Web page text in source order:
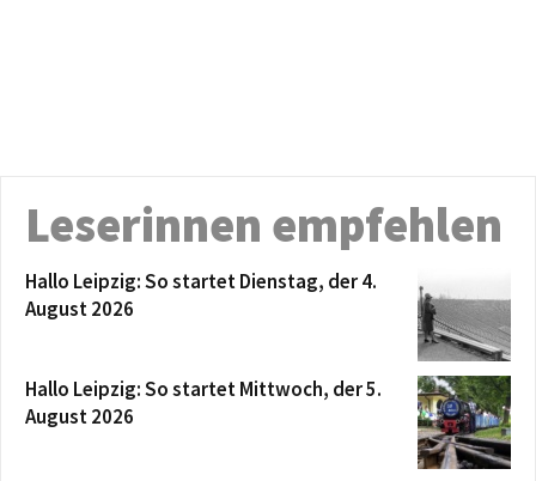
Leserinnen empfehlen
Hallo Leipzig: So startet Dienstag, der 4.
August 2026
Hallo Leipzig: So startet Mittwoch, der 5.
August 2026